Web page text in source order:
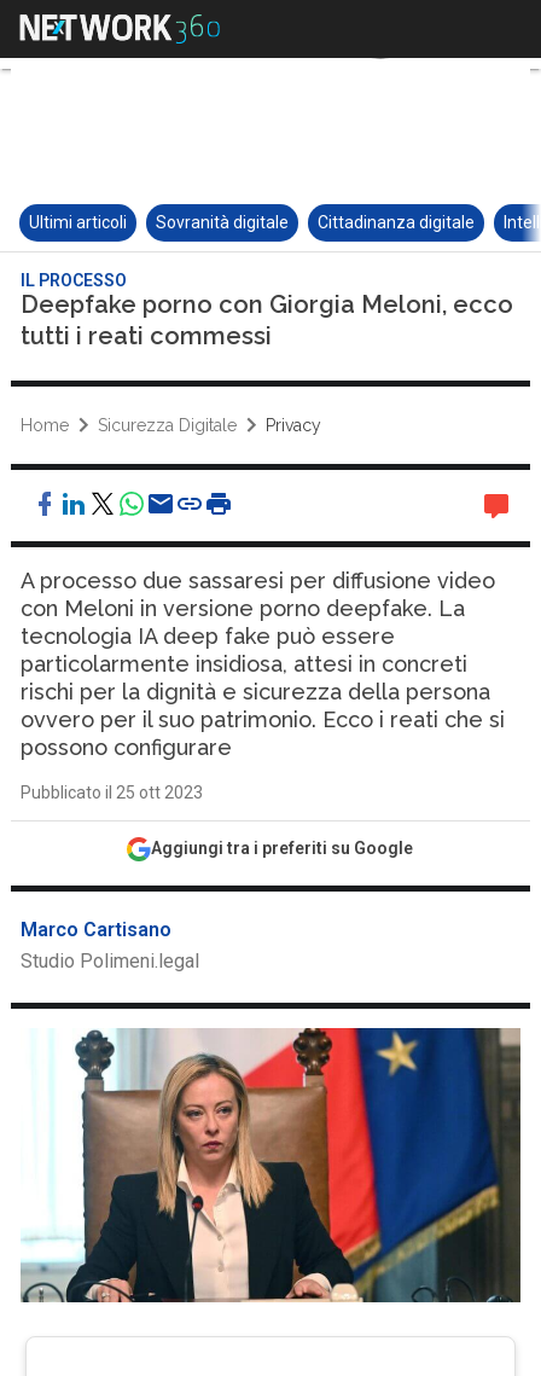
Ultimi articoli Sovranità digitale Cittadinanza digitale
IL PROCESSO
Deepfake porno con Giorgia Meloni, ecco
tutti i reati commessi
Home Sicurezza Digitale Privacy
A processo due sassaresi per diffusione video
con Meloni in versione porno deepfake. La
tecnologia IA deep fake può essere
particolarmente insidiosa, attesi in concreti
rischi per la dignità e sicurezza della persona
ovvero per il suo patrimonio. Ecco i reati che si
possono configurare
Pubblicato il 25 ott 2023
Aggiungi tra i preferiti su Google
Marco Cartisano
Studio Polimeni.legal